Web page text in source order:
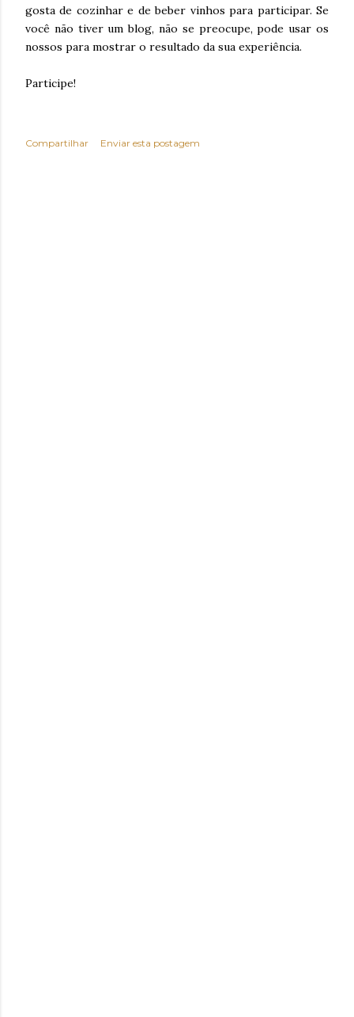
gosta de cozinhar e de beber vinhos para participar. Se
você não tiver um blog, não se preocupe, pode usar os
nossos para mostrar o resultado da sua experiência.
Participe!
Compartilhar Enviar esta postagem